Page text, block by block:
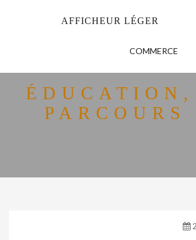
AFFICHEUR LÉGER
COMMERCE